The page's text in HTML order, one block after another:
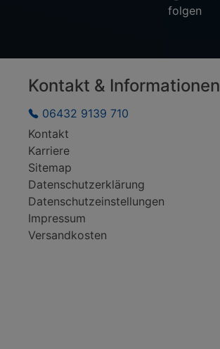
Promag (4)
Senor (4)
Star (145)
Tosibox (11)
TSC (309)
Winmate (3)
folgen
Kontakt & Informationen
06432 9139 710
Kontakt
Karriere
Sitemap
Datenschutzerklärung
Datenschutzeinstellungen
Impressum
Versandkosten